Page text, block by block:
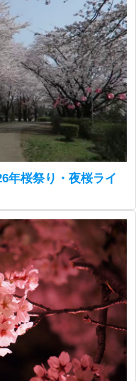
年桜祭り・夜桜ライ